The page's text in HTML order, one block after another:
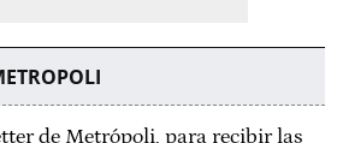
de Metrópoli, para recibir las